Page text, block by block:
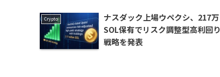
Crypto
ナスダック上場ウペクシ、217万
SOL保有でリスク調整型高利回
戦略を発表